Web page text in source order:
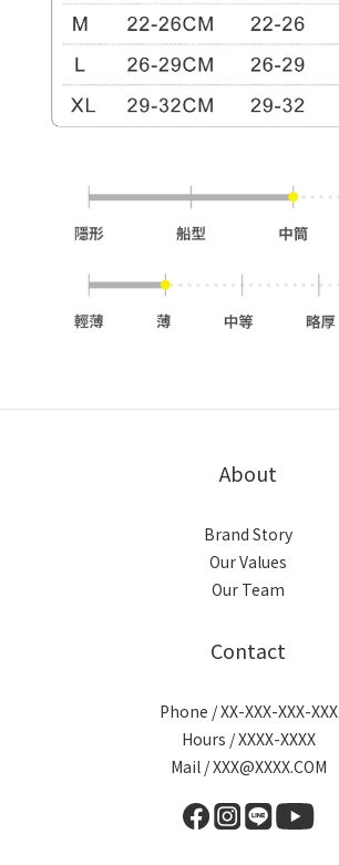
About
Brand Story
Our Values
Our Team
Contact
Phone / XX-XXX-XXX-XXX
Hours / XXXX-XXXX
Mail / XXX@XXXX.COM